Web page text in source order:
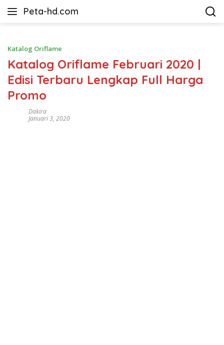
Peta-hd.com
Kumpulan
HD
Katalog Oriflame
Katalog Oriflame Februari 2020 |
Edisi Terbaru Lengkap Full Harga
Promo
Dakira
Januari 3, 2020